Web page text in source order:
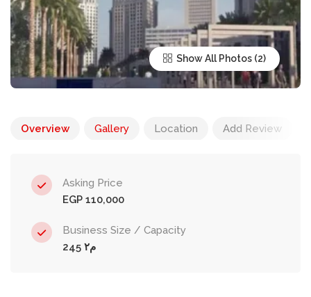
Show All Photos
Overview Gallery Location Add Review
Asking Price
EGP 110,000
Business Size / Capacity
245 م٢